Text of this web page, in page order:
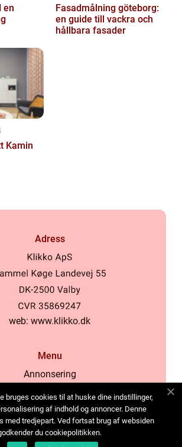
en
Fasadmålning göteborg:
en guide till vackra och
hållbara fasader
Kamin
Adress
web: www.klikko.dk
Menu
Annonsering
Cookies
Kontakta oss
Sitemap
bruges cookies til at huske dine indstillinger,
af indhold og annoncer. Denne
med tredjepart. Ved fortsat brug af websiden
du cookiepolitikken.